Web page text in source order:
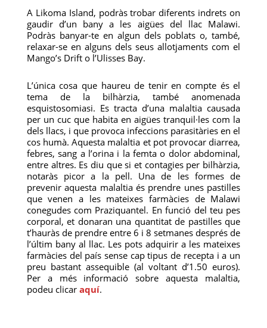
A Likoma Island, podràs trobar diferents indrets on
gaudir d’un bany a les aigües del llac Malawi.
Podràs banyar-te en algun dels poblats o, també,
relaxar-se en alguns dels seus allotjaments com el
Mango’s Drift o l’Ulisses Bay.
L’única cosa que haureu de tenir en compte és el
tema de la bilhàrzia, també anomenada
esquistosomiasi. Es tracta d’una malaltia causada
per un cuc que habita en aigües tranquil·les com la
dels llacs, i que provoca infeccions parasitàries en el
cos humà. Aquesta malaltia et pot provocar diarrea,
febres, sang a l’orina i la femta o dolor abdominal,
entre altres. Es diu que si et contagies per bilhàrzia,
notaràs picor a la pell. Una de les formes de
prevenir aquesta malaltia és prendre unes pastilles
que venen a les mateixes farmàcies de Malawi
conegudes com Praziquantel. En funció del teu pes
corporal, et donaran una quantitat de pastilles que
t’hauràs de prendre entre 6 i 8 setmanes després de
l’últim bany al llac. Les pots adquirir a les mateixes
farmàcies del país sense cap tipus de recepta i a un
preu bastant assequible (al voltant d’1.50 euros).
Per a més informació sobre aquesta malaltia,
podeu clicar aquí.